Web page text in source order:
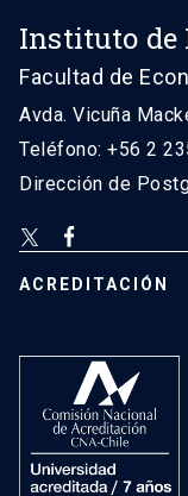
Instituto de
Facultad de
Avda. Vicuña
Teléfono: +56 2
Dirección de
ACREDITACIÓN